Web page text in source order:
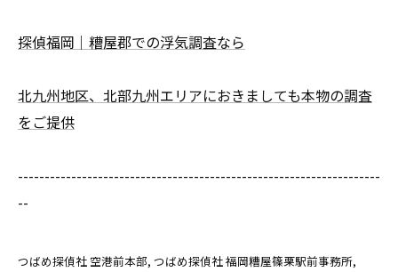
探偵福岡｜糟屋郡での浮気調査なら
北九州地区、北部九州エリアにおきましても本物の調査
をご提供
--------------------------------------------------------------------
--
つばめ探偵社 空港前本部 つばめ探偵社 福岡糟屋篠栗駅前事務所